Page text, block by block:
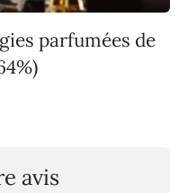
parfumées de
avis